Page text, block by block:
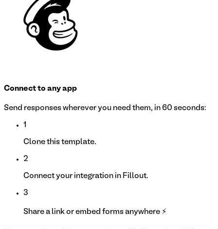
Connect to any app
Send responses wherever you need them, in 60 seconds:
1
Clone this template.
2
Connect your integration in Fillout.
3
Share a link or embed forms anywhere ⚡